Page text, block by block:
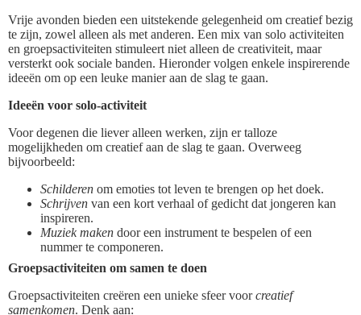
Vrije avonden bieden een uitstekende gelegenheid om creatief bezig
te zijn, zowel alleen als met anderen. Een mix van solo activiteiten
en groepsactiviteiten stimuleert niet alleen de creativiteit, maar
versterkt ook sociale banden. Hieronder volgen enkele inspirerende
ideeën om op een leuke manier aan de slag te gaan.
Ideeën voor solo-activiteit
Voor degenen die liever alleen werken, zijn er talloze
mogelijkheden om creatief aan de slag te gaan. Overweeg
bijvoorbeeld:
Schilderen om emoties tot leven te brengen op het doek.
Schrijven van een kort verhaal of gedicht dat jongeren kan
inspireren.
Muziek maken door een instrument te bespelen of een
nummer te componeren.
Groepsactiviteiten om samen te doen
Groepsactiviteiten creëren een unieke sfeer voorcreatief
samenkomen. Denk aan: